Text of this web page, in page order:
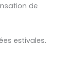
de
estivales.